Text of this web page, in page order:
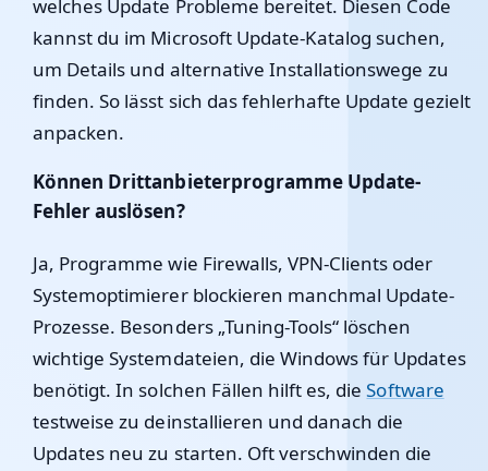
welches Update Probleme bereitet. Diesen Code
kannst du im Microsoft Update-Katalog suchen,
um Details und alternative Installationswege zu
finden. So lässt sich das fehlerhafte Update gezielt
anpacken.
Können Drittanbieterprogramme Update-
Fehler auslösen?
Ja, Programme wie Firewalls, VPN-Clients oder
Systemoptimierer blockieren manchmal Update-
Prozesse. Besonders „Tuning-Tools“ löschen
wichtige Systemdateien, die Windows für Updates
benötigt. In solchen Fällen hilft es, dieSoftware
testweise zu deinstallieren und danach die
Updates neu zu starten. Oft verschwinden die